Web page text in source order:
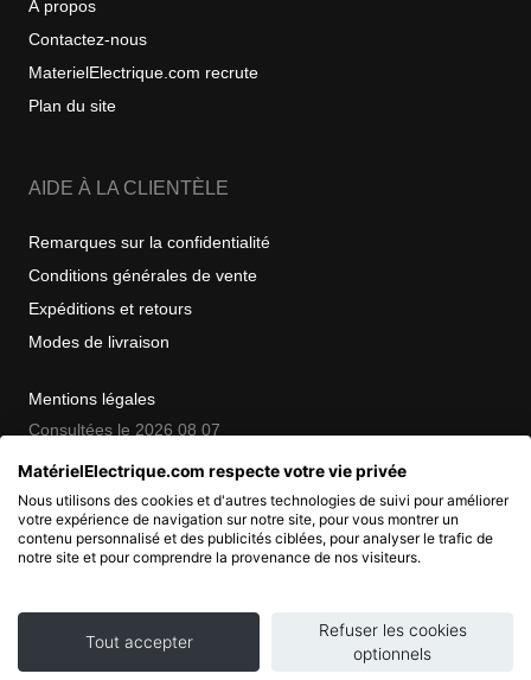
À propos
Contactez-nous
MaterielElectrique.com recrute
Plan du site
AIDE À LA CLIENTÈLE
Remarques sur la confidentialité
Conditions générales de vente
Expéditions et retours
Modes de livraison
Mentions légales
Consultées le 2026 08 07
COPYRIGHT
© 2007 - 2026 Nimbanet
MatérielElectrique.com respecte votre vie privée
Nous utilisons des cookies et d'autres technologies de suivi pour améliorer
votre expérience de navigation sur notre site, pour vous montrer un
contenu personnalisé et des publicités ciblées, pour analyser le trafic de
notre site et pour comprendre la provenance de nos visiteurs.
Tout accepter
Refuser les cookies
optionnels